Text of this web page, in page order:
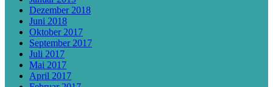
Dezember 2018
Juni 2018
Oktober 2017
September 2017
Juli 2017
Mai 2017
April 2017